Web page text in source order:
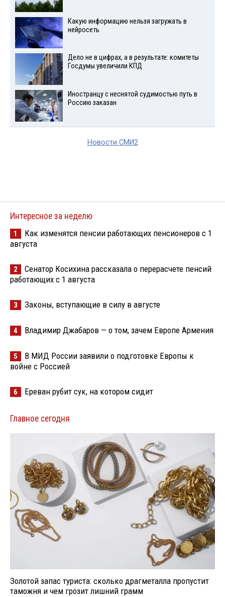
Какую информацию нельзя загружать в
нейросеть
Дело не в цифрах, а в результате: комитеты
Госдумы увеличили КПД
Иностранцу с неснятой судимостью путь в
Россию заказан
Новости СМИ2
Интересное за неделю
1
Как изменятся пенсии работающих пенсионеров с 1
августа
2
Сенатор Косихина рассказала о перерасчете пенсий
работающих с 1 августа
3 Законы, вступающие в силу в августе
4 Владимир Джабаров — о том, зачем Европе Армения
5
В МИД России заявили о подготовке Европы к
войне с Россией
6 Ереван рубит сук, на котором сидит
Главное сегодня
Золотой запас туриста: сколько драгметалла пропустит
таможня и чем грозит лишний грамм